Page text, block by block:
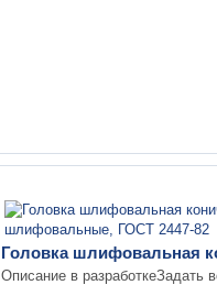
Головка шлифовальная
Описание в разработкеЗадать